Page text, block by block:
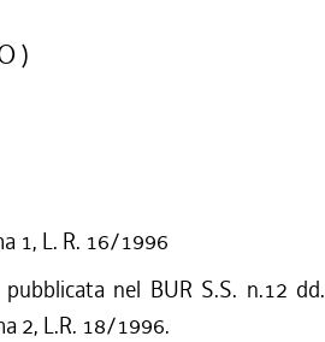
)
1, L. R. 16/1996
nel BUR S.S. n.12 dd.
2, L.R. 18/1996.